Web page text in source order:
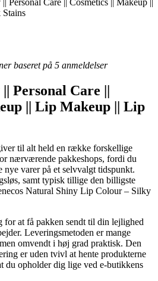
baseret på 5 anmeldelser
Personal Care ||
|| Lip Makeup || Lip
til alt held en række forskellige
nærværende pakkeshops, fordi du
nye varer på et selvvalgt tidspunkt.
samt typisk tillige den billigste
Natural Shiny Lip Colour – Silky
for at få pakken sendt til din lejlighed
Leveringsmetoden er mange
omvendt i høj grad praktisk. Den
er uden tvivl at hente produkterne
du opholder dig lige ved e-butikkens